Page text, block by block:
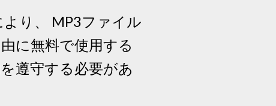
り、 MP3ファイル
に無料で使用する
遵守する必要があ